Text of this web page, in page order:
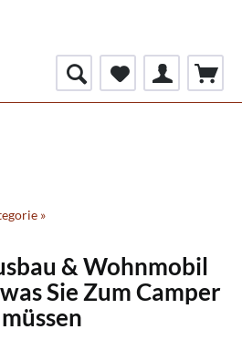
»
& Wohnmobil
Sie Zum Camper